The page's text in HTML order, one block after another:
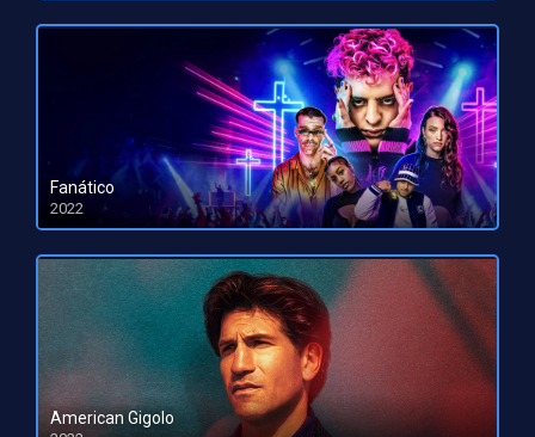
Fanático
2022
HD 1080pHD 720p
American Gigolo